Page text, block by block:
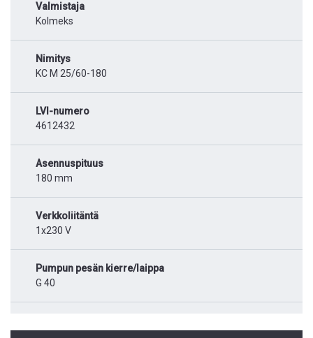
Valmistaja
Kolmeks
Nimitys
KC M 25/60-180
LVI-numero
4612432
Asennuspituus
180 mm
Verkkoliitäntä
1x230 V
Pumpun pesän kierre/laippa
G 40